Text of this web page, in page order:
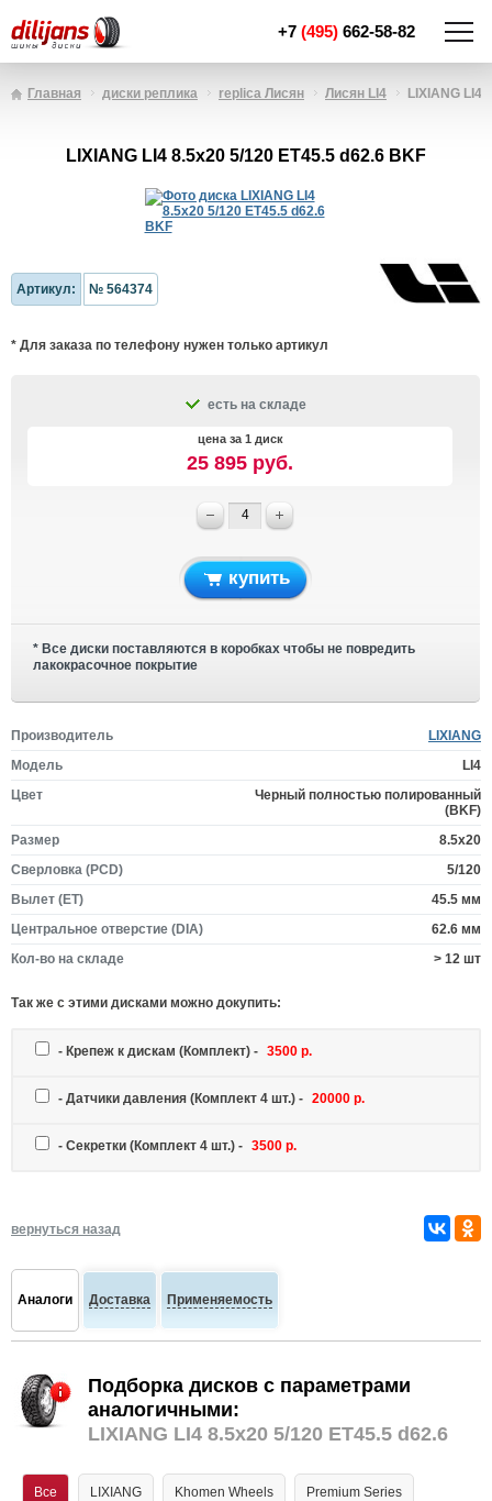
+7 (495) 662-58-82
Главная диски реплика replica Лисян Лисян LI4 LIXIANG LI4
LIXIANG LI4 8.5x20 5/120 ET45.5 d62.6 BKF
Артикул: № 564374
* Для заказа по телефону нужен только артикул
есть на складе
цена за 1 диск
25 895 руб.
купить
* Все диски поставляются в коробках чтобы не повредить
лакокрасочное покрытие
Производитель
LIXIANG
Модель
LI4
Цвет
Черный полностью полированный
(BKF)
Размер
8.5x20
Сверловка (PCD)
5/120
Вылет (ET)
45.5 мм
Центральное отверстие (DIA)
62.6 мм
Кол-во на складе
> 12 шт
Так же c этими дисками можно докупить:
- Крепеж к дискам (Комплект) - 3500 р.
- Датчики давления (Комплект 4 шт.) - 20000 р.
- Секретки (Комплект 4 шт.) - 3500 р.
вернуться назад
Аналоги Доставка Применяемость
Подборка дисков с параметрами
аналогичными:
LIXIANG LI4 8.5x20 5/120 ET45.5 d62.6
Все LIXIANG Khomen Wheels Premium Series